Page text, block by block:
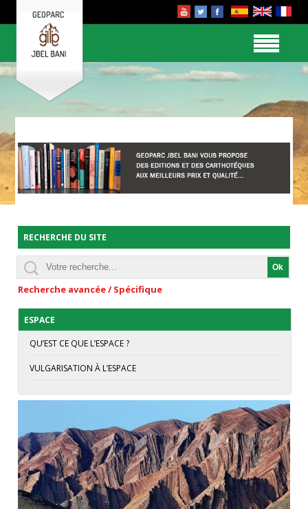
RECHERCHE DU SITE
Recherche avancée / Spécifique
ESPACE
QU’EST CE QUE L’ESPACE ?
VULGARISATION À L’ESPACE